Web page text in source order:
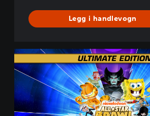
Legg i handlevogn
U
l
t
i
m
a
t